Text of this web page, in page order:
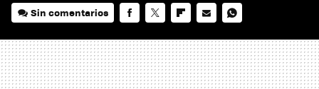
Sin comentarios
MAIL